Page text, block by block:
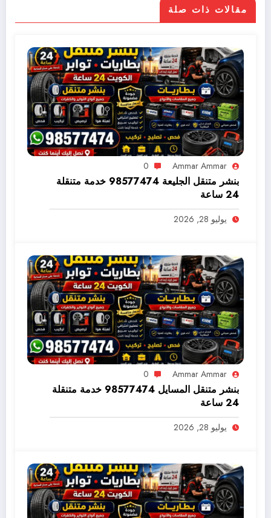
مقالات ذات صلة
Ammar Ammar
0
بنشر متنقل الجليعة 98577474 خدمة متنقلة
24 ساعة
يوليو 28, 2026
Ammar Ammar
0
بنشر متنقل المسايل 98577474 خدمة متنقلة
24 ساعة
يوليو 28, 2026